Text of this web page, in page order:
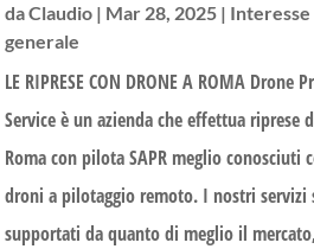
daClaudio| Mar 28, 2025| Interesse
generale
LE RIPRESE CON DRONE A ROMA Drone
Service è un azienda che effettua riprese
Roma con pilota SAPR meglio conosciuti
droni a pilotaggio remoto. I nostri servizi
supportati da quanto di meglio il